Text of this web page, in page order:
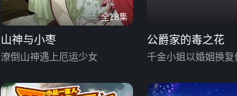
全18集
山神与小枣
潦倒山神遇上厄运少女
公爵家的毒之花
千金小姐以婚姻换复